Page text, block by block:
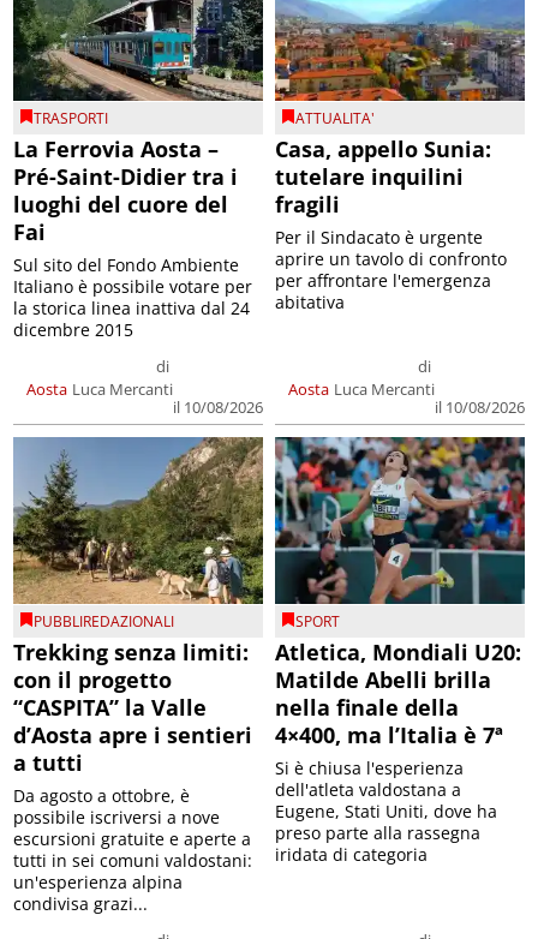
TRASPORTI
La Ferrovia Aosta –
Pré-Saint-Didier tra i
luoghi del cuore del
Fai
Luca Mercanti
Sul sito del Fondo Ambiente
Italiano è possibile votare per
la storica linea inattiva dal 24
dicembre 2015
ATTUALITA'
Casa, appello Sunia:
tutelare inquilini
fragili
Luca Mercanti
il 10/08/2026
Per il Sindacato è urgente
aprire un tavolo di confronto
per affrontare l'emergenza
abitativa
PUBBLIREDAZIONALI
Trekking senza limiti:
con il progetto
“CASPITA” la Valle
d’Aosta apre i sentieri
a tutti
Da agosto a ottobre, è
possibile iscriversi a nove
escursioni gratuite e aperte a
tutti in sei comuni valdostani:
un'esperienza alpina
condivisa grazi...
SPORT
Atletica, Mondiali U20:
Matilde Abelli brilla
nella finale della
4×400, ma l’Italia è 7ª
Si è chiusa l'esperienza
dell'atleta valdostana a
Eugene, Stati Uniti, dove ha
preso parte alla rassegna
iridata di categoria